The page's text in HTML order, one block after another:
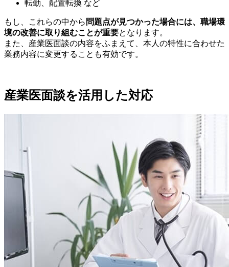
転勤、配置転換 など
もし、これらの中から 問題点が見つかった場合には、職場環
境の改善に取り組むことが重要となります。
また、産業医面談の内容をふまえて、本人の特性に合わせた
業務内容に変更することも有効です。
産業医面談を活用した対応